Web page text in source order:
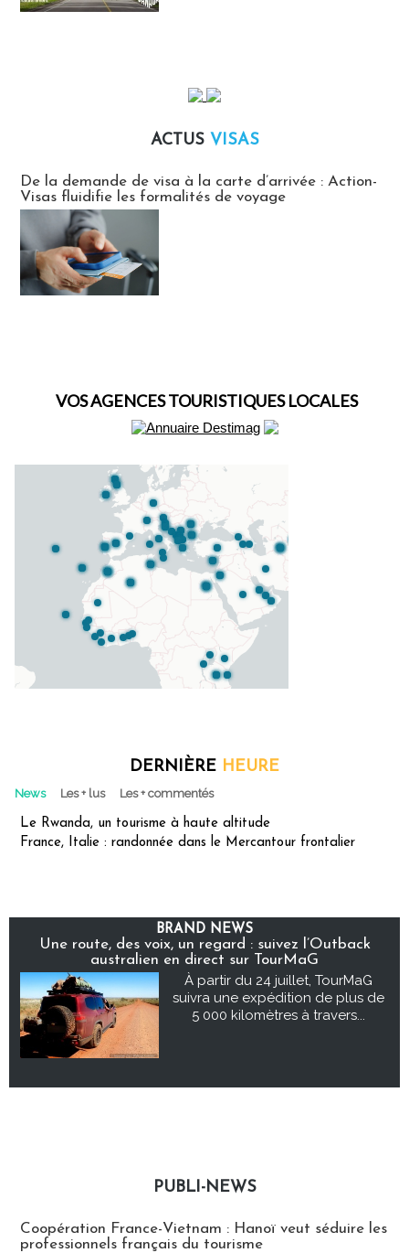
ACTUS VISAS
De la demande de visa à la carte d’arrivée : Action-
Visas fluidifie les formalités de voyage
VOS AGENCES TOURISTIQUES LOCALES
DERNIÈRE HEURE
News Les + lus Les + commentés
Le Rwanda, un tourisme à haute altitude
France, Italie : randonnée dans le Mercantour frontalier
BRAND NEWS
Une route, des voix, un regard : suivez l’Outback
australien en direct sur TourMaG
À partir du 24 juillet, TourMaG
suivra une expédition de plus de
5 000 kilomètres à travers...
PUBLI-NEWS
Coopération France-Vietnam : Hanoï veut séduire les
professionnels français du tourisme